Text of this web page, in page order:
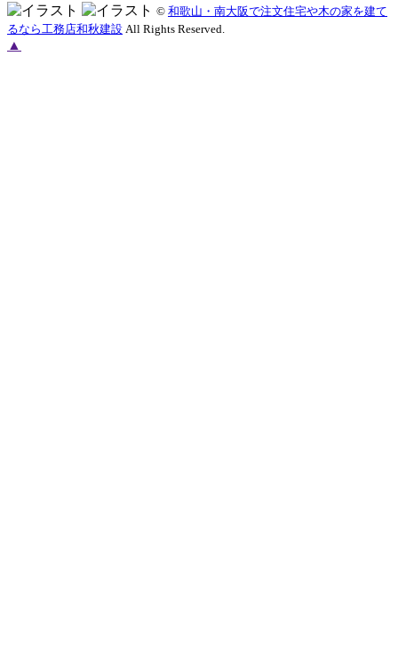
© 和歌山・南大阪で注文住宅や木の家を建て
るなら工務店和秋建設 All Rights Reserved.
▲